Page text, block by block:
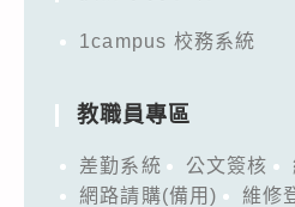
1campus 校務系統
教職員專區
差勤系統 公文簽核
網路請購(備用)
維修